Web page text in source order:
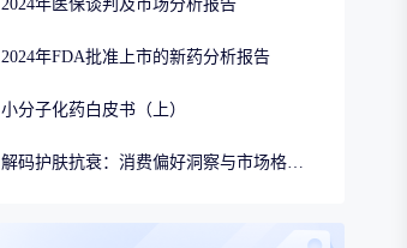
2024年医保谈判及市场分析报告
2024年FDA批准上市的新药分析报告
小分子化药白皮书（上）
解码护肤抗衰：消费偏好洞察与市场格局分析